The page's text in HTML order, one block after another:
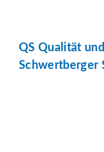
QS Qualität
Schwertberger